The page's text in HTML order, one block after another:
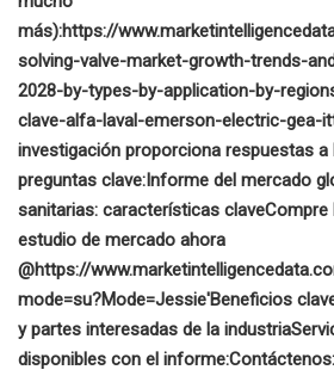
más):https://
solving-valve-market-growth-trends-
2028-by-types-by-application-by-
clave-alfa-laval-emerson-electric-gea-
investigación proporciona respuestas a
preguntas clave:Informe del mercado
sanitarias: características claveCompre
estudio de mercado ahora
@https://
mode=su?Mode=Jessie'Beneficios
y partes interesadas de la industria
disponibles con el informe:Contáctenos: